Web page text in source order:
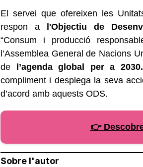
El servei que ofereixen les
respon al'Objectiu de
“Consum i producció
l’Assemblea General de Nacions
de l’agenda global per a 2030.
compliment i desplega la seva
d’acord amb aquests ODS.
👉
Sobre l'autor